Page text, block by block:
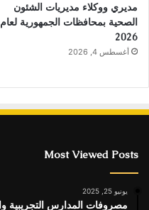
مديري ووكلاء مديريات الشئون
الصحية بمحافظات الجمهورية لعام
2026
أغسطس 4, 2026
Most Viewed Posts
يونيو 25, 2025